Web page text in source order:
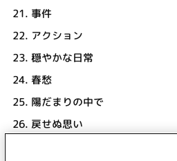
21. 事件
22. アクション
23. 穏やかな日常
24. 春愁
25. 陽だまりの中で
26. 戻せぬ思い